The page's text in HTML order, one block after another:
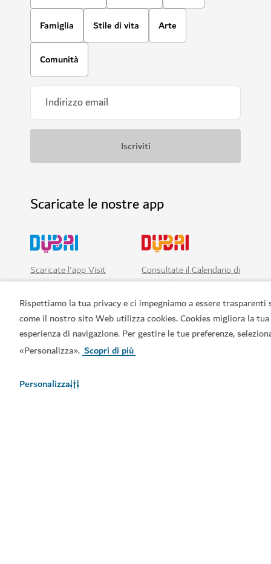
Rispettiamo la tua privacy e ci impegniamo a essere trasparenti
come il nostro sito Web utilizza cookies. Cookies migliora la tua
esperienza di navigazione. Per gestire le tue preferenze,
«Personalizza». Scopri di più
Personalizza
Famiglia Stile di vita Arte
Comunità
Scaricate le nostre app
Scaricate l'app Visit
Dubai
Consultate il Calendario di
Visit Dubai